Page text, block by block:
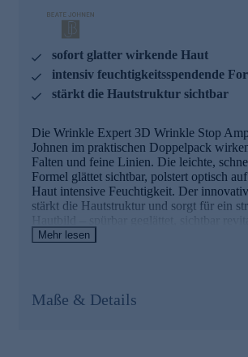
MATRIXYL® Morphomics™
Unterstützt die Hautstruktur von innen
einem glatteren, entspannteren Hautbild
sofort glatter wirkende Haut
intensiv feuchtigkeitsspendende
stärkt die Hautstruktur sichtbar
Die Wrinkle Expert 3D Wrinkle Stop
Johnen im praktischen Doppelpack
Falten und feine Linien. Die leichte,
Formel glättet sichtbar, polstert optisch
Haut intensive Feuchtigkeit. Der
stärkt die Hautstruktur und sorgt für ein
Hautbild – spürbar geglättet, sichtbar
anhält.
Mehr lesen
Maße & Details